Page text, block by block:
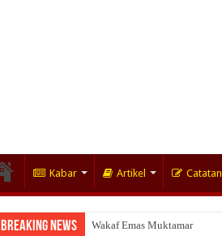
Kabar Artikel Catatan
Breaking News Wakaf Emas Muktamar